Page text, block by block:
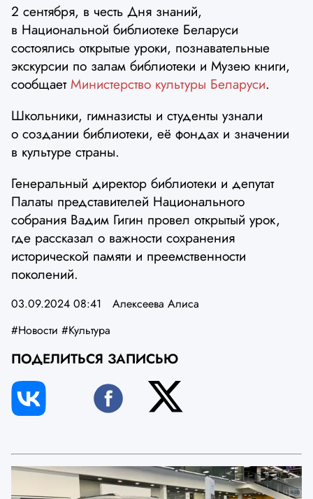
2 сентября, в честь Дня знаний,
в Национальной библиотеке Беларуси
состоялись открытые уроки, познавательные
экскурсии по залам библиотеки и Музею книги,
сообщаетМинистерство культуры Беларуси.
Школьники, гимназисты и студенты узнали
о создании библиотеки, её фондах и значении
в культуре страны.
Генеральный директор библиотеки и депутат
Палаты представителей Национального
собрания Вадим Гигин провел открытый урок,
где рассказал о важности сохранения
исторической памяти и преемственности
поколений.
03.09.2024 08:41
Алексеева Алиса
#Новости #Культура
ПОДЕЛИТЬСЯ ЗАПИСЬЮ